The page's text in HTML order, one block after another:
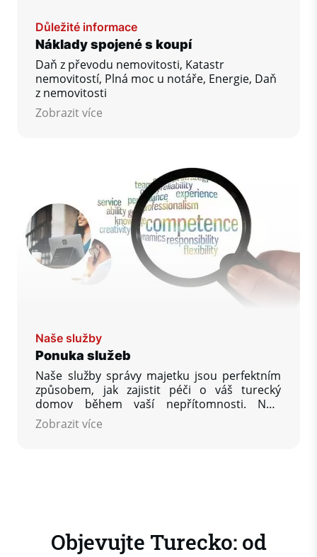
Důležité informace
Náklady spojené s koupí
Daň z převodu nemovitosti, Katastr
nemovitostí, Plná moc u notáře, Energie, Daň
z nemovitosti
Zobrazit více
Naše služby
Ponuka služeb
Naše služby správy majetku jsou perfektním
způsobem, jak zajistit péči o váš turecký
domov během vaší nepřítomnosti. Naší
zásadou je poskytnout vám, našemu
zákazníkovi, tolik pomoci, kolik budete
Zobrazit více
Objevujte Turecko: od